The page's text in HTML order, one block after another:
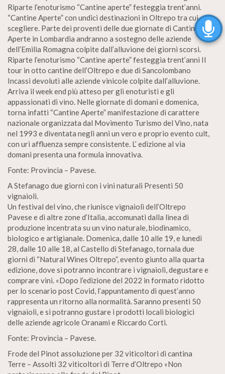
Riparte l’enoturismo “Cantine aperte” festeggia trent’anni.
“Cantine Aperte” con undici destinazioni in Oltrepo tra cui
scegliere. Parte dei proventi delle due giornate di Cantine
Aperte in Lombardia andranno a sostegno delle aziende
dell’Emilia Romagna colpite dall’alluvione dei giorni scorsi.
Riparte l’enoturismo “Cantine aperte” festeggia trent’anni II
tour in otto cantine dell’Oltrepo e due di Sancolombano
Incassi devoluti alle aziende vinicole colpite dall’alluvione.
Arriva il week end più atteso per gli enoturisti e gli
appassionati di vino. Nelle giornate di domani e domenica,
torna infatti “Cantine Aperte” manifestazione di carattere
nazionale organizzata dal Movimento Turismo del Vino, nata
nel 1993 e diventata negli anni un vero e proprio evento cult,
con uri affluenza sempre consistente. L’ edizione al via
domani presenta una formula innovativa.
Fonte: Provincia – Pavese.
A Stefanago due giorni con i vini naturali Presenti 50
vignaioli.
Un festival del vino, che riunisce vignaioli dell’Oltrepo
Pavese e di altre zone d’Italia, accomunati dalla linea di
produzione incentrata su un vino naturale, biodinamico,
biologico e artigianale. Domenica, dalle 10 alle 19, e lunedì
28, dalle 10 alle 18, al Castello di Stefanago, tornala due
giorni di “Natural Wines Oltrepo”, evento giunto alla quarta
edizione, dove si potranno incontrare i vignaioli, degustare e
comprare vini. «Dopo l’edizione del 2022 in formato ridotto
per lo scenario post Covid, l’appuntamento di quest’anno
rappresenta un ritorno alla normalità. Saranno presenti 50
vignaioli, e si potranno gustare i prodotti locali biologici
delle aziende agricole Oranami e Riccardo Corti.
Fonte: Provincia – Pavese.
Frode del Pinot assoluzione per 32 viticoltori di cantina
Terre – Assolti 32 viticoltori di Terre d’Oltrepo «Non